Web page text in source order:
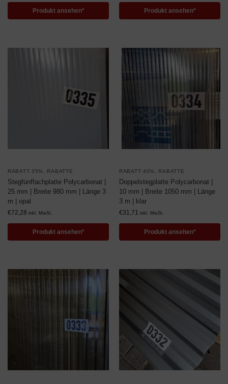
Produkt ansehen* Produkt ansehen*
RABATT 35% RABATTE
Stegfünffachplatte Polycarbonat |
25 mm | Breite 980 mm | Länge 3
m | opal
€72,28 inkl. MwSt.
Produkt ansehen*
RABATT 40% RABATTE
Doppelstegplatte Polycarbonat |
10 mm | Breite 1050 mm | Länge
3 m | klar
€31,71 inkl. MwSt.
Produkt ansehen*